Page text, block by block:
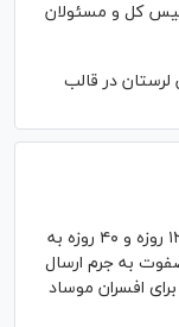
با رئیس کل و مسئولان
لرستان در قالب
۲ عامل مهم صهیونیست‌ها در جنگ‌های ۱۲ روزه و ۴۰ روزه به
به جرم ارسال
افسران موساد